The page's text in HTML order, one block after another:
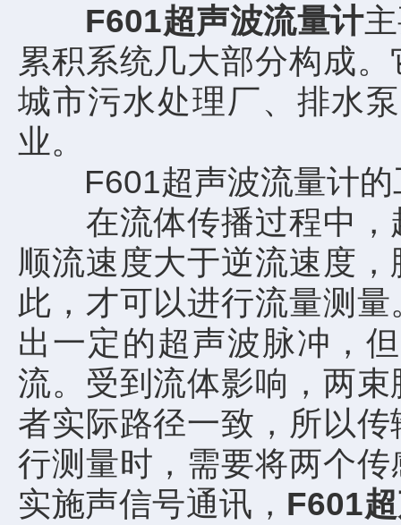
F601超声波流量计
累积系统几大部分构成
城市污水处理厂、排水
业。
F601超声波流量计的
在流体传播过程中，
顺流速度大于逆流速度
此，才可以进行流量测
出一定的超声波脉冲，
流。受到流体影响，两
者实际路径一致，所以
行测量时，需要将两个
实施声信号通讯， F601